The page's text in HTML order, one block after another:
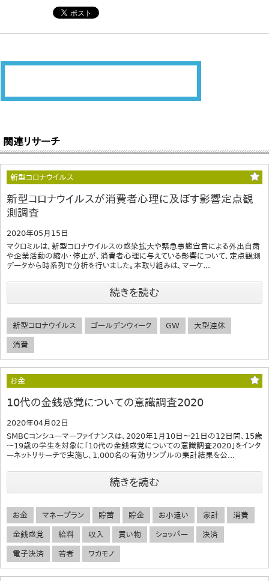
関連リサーチ
新型コロナウイルス
新型コロナウイルスが消費者心理に及ぼす影響定点観
測調査
2020年05月15日
マクロミルは、新型コロナウイルスの感染拡大や緊急事態宣言による外出自粛
や企業活動の縮小・停止が、消費者心理に与えている影響について、定点観測
データから時系列で分析を行いました。本取り組みは、マーケ...
続きを読む
新型コロナウイルス ゴールデンウィーク GW 大型連休
消費
お金
10代の金銭感覚についての意識調査2020
2020年04月02日
SMBCコンシューマーファイナンスは、2020年1月10日～21日の12日間、15歳
～19歳の学生を対象に「10代の金銭感覚についての意識調査2020」をインタ
ーネットリサーチで実施し、1,000名の有効サンプルの集計結果を公...
続きを読む
お金 マネープラン 貯蓄 貯金 お小遣い 家計 消費
金銭感覚 給料 収入 買い物 ショッパー 決済
電子決済 若者 ワカモノ